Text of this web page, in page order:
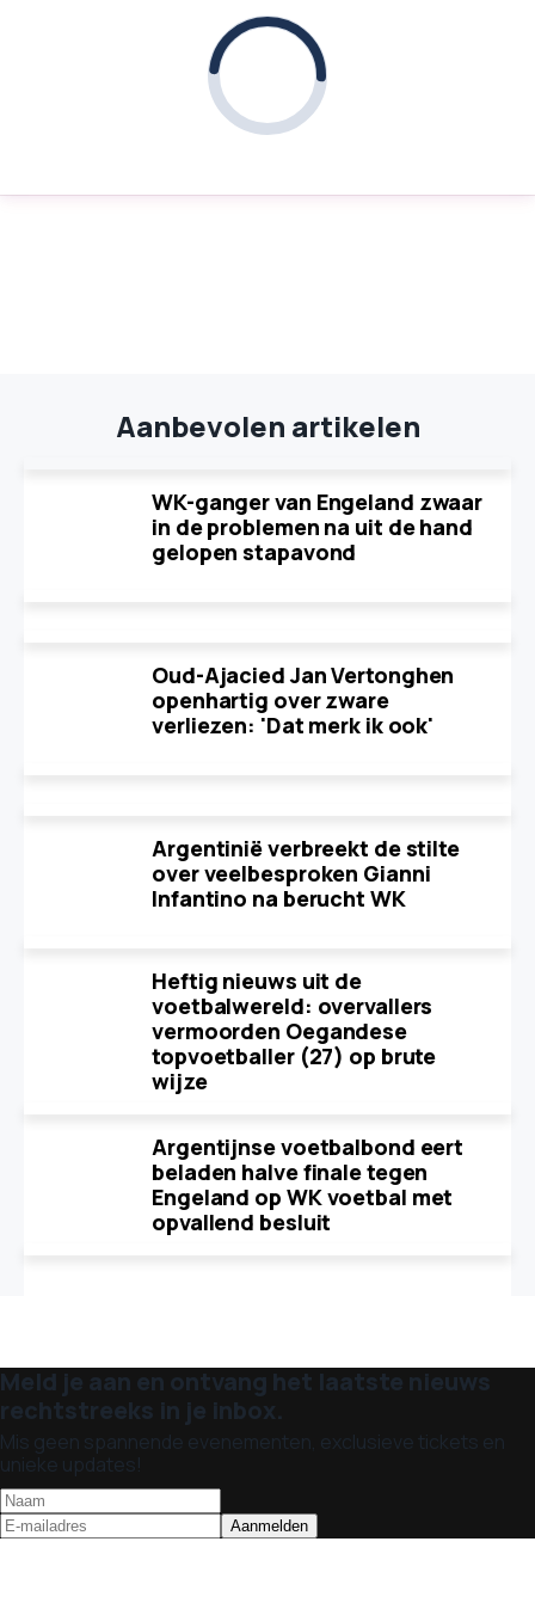
Aanbevolen artikelen
WK-ganger van Engeland zwaar
in de problemen na uit de hand
gelopen stapavond
Oud-Ajacied Jan Vertonghen
openhartig over zware
verliezen: 'Dat merk ik ook'
Argentinië verbreekt de stilte
over veelbesproken Gianni
Infantino na berucht WK
Heftig nieuws uit de
voetbalwereld: overvallers
vermoorden Oegandese
topvoetballer (27) op brute
wijze
Argentijnse voetbalbond eert
beladen halve finale tegen
Engeland op WK voetbal met
opvallend besluit
Meld je aan en ontvang het laatste nieuws
rechtstreeks in je inbox.
Mis geen spannende evenementen, exclusieve tickets en
unieke updates!